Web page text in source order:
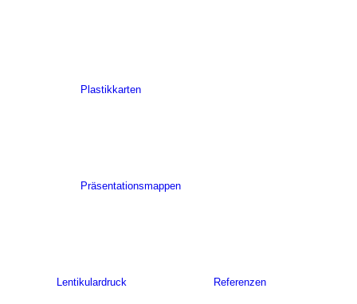
Plastikkarten
Präsentationsmappen
Lentikulardruck Referenzen